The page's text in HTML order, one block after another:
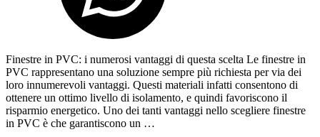
Finestre in PVC: i numerosi vantaggi di questa scelta Le finestre in
PVC rappresentano una soluzione sempre più richiesta per via dei
loro innumerevoli vantaggi. Questi materiali infatti consentono di
ottenere un ottimo livello di isolamento, e quindi favoriscono il
risparmio energetico. Uno dei tanti vantaggi nello scegliere finestre
in PVC è che garantiscono un …